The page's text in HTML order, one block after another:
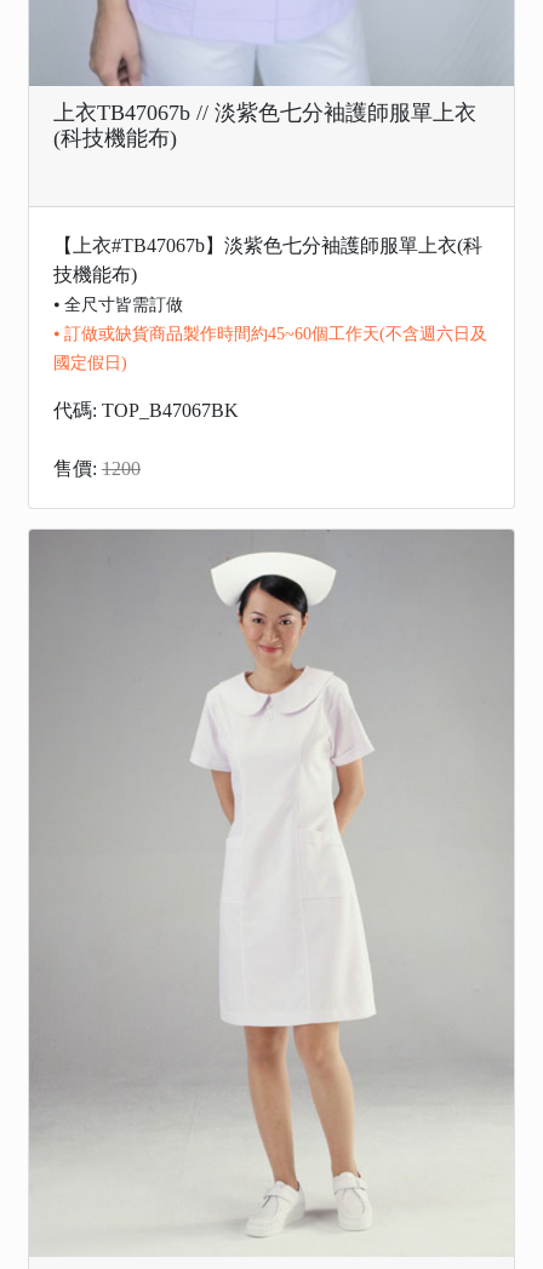
上衣TB47067b // 淡紫色七分袖護師服單上衣
(科技機能布)
【上衣#TB47067b】淡紫色七分袖護師服單上衣(科
技機能布)
⦁ 全尺寸皆需訂做
⦁ 訂做或缺貨商品製作時間約45~60個工作天(不含週六日及
國定假日)
代碼: TOP_B47067BK
售價: 1200